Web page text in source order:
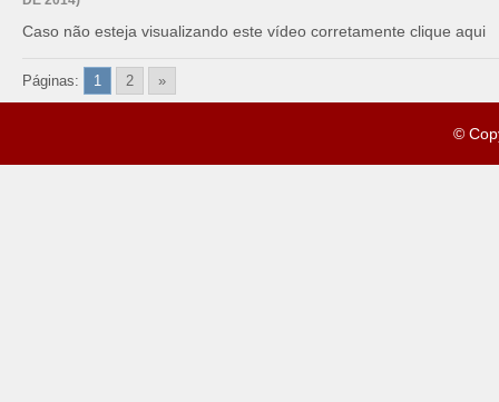
Caso não esteja visualizando este vídeo corretamente clique aqui
Páginas: 1 2 »
©